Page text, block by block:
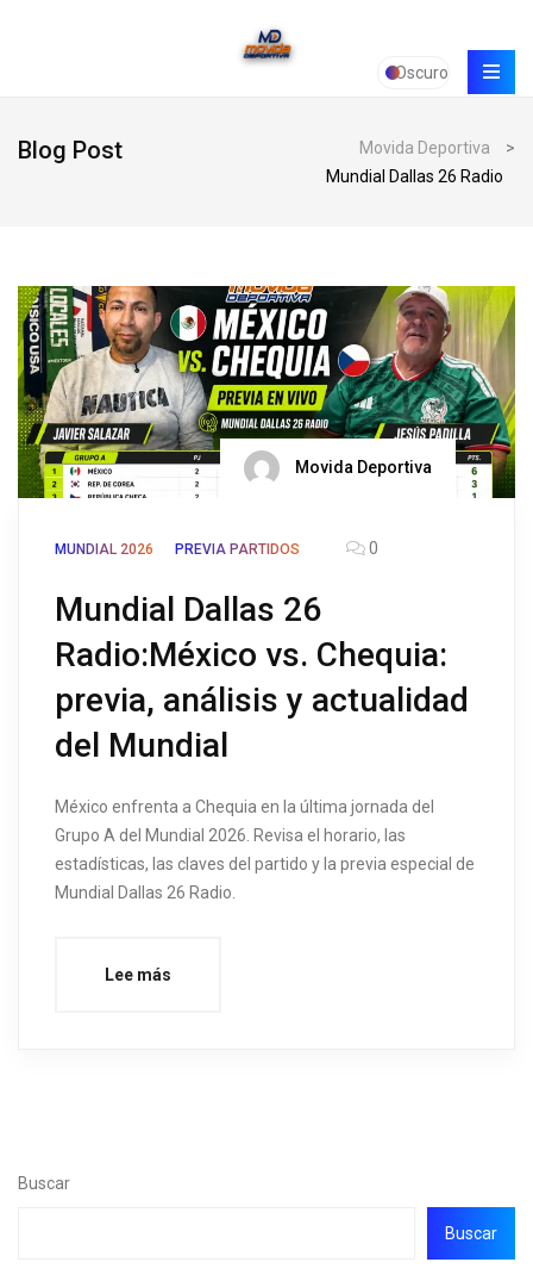
Oscuro
Blog Post Movida Deportiva
>
Mundial Dallas 26 Radio
Movida Deportiva
MUNDIAL 2026 PREVIA PARTIDOS 0
Mundial Dallas 26
Radio:México vs. Chequia:
previa, análisis y actualidad
del Mundial
México enfrenta a Chequia en la última jornada del
Grupo A del Mundial 2026. Revisa el horario, las
estadísticas, las claves del partido y la previa especial de
Mundial Dallas 26 Radio.
Lee más
Buscar
Buscar